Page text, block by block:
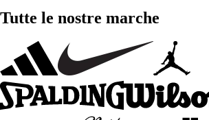
Tutte le nostre marche